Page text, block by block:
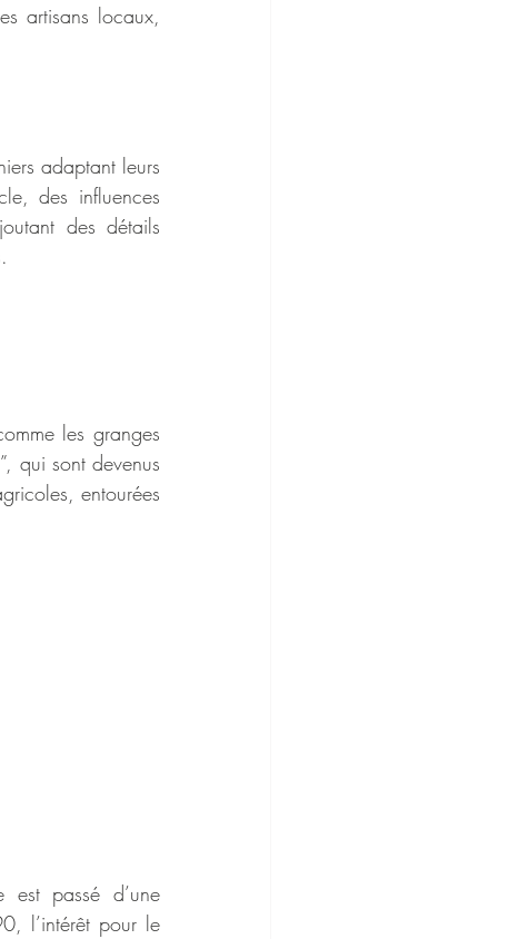
artisans locaux,
adaptant leurs
des influences
des détails
les granges
qui sont devenus
entourées
est passé d’une
l’intérêt pour le